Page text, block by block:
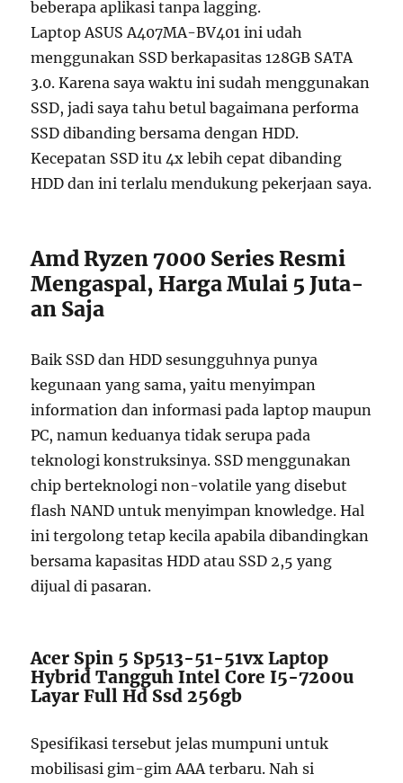
beberapa aplikasi tanpa lagging.
Laptop ASUS A407MA-BV401 ini udah
menggunakan SSD berkapasitas 128GB SATA
3.0. Karena saya waktu ini sudah menggunakan
SSD, jadi saya tahu betul bagaimana performa
SSD dibanding bersama dengan HDD.
Kecepatan SSD itu 4x lebih cepat dibanding
HDD dan ini terlalu mendukung pekerjaan saya.
Amd Ryzen 7000 Series Resmi
Mengaspal, Harga Mulai 5 Juta-
an Saja
Baik SSD dan HDD sesungguhnya punya
kegunaan yang sama, yaitu menyimpan
information dan informasi pada laptop maupun
PC, namun keduanya tidak serupa pada
teknologi konstruksinya. SSD menggunakan
chip berteknologi non-volatile yang disebut
flash NAND untuk menyimpan knowledge. Hal
ini tergolong tetap kecila apabila dibandingkan
bersama kapasitas HDD atau SSD 2,5 yang
dijual di pasaran.
Acer Spin 5 Sp513-51-51vx Laptop
Hybrid Tangguh Intel Core I5-7200u
Layar Full Hd Ssd 256gb
Spesifikasi tersebut jelas mumpuni untuk
mobilisasi gim-gim AAA terbaru. Nah si